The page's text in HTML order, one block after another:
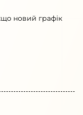
новий графік